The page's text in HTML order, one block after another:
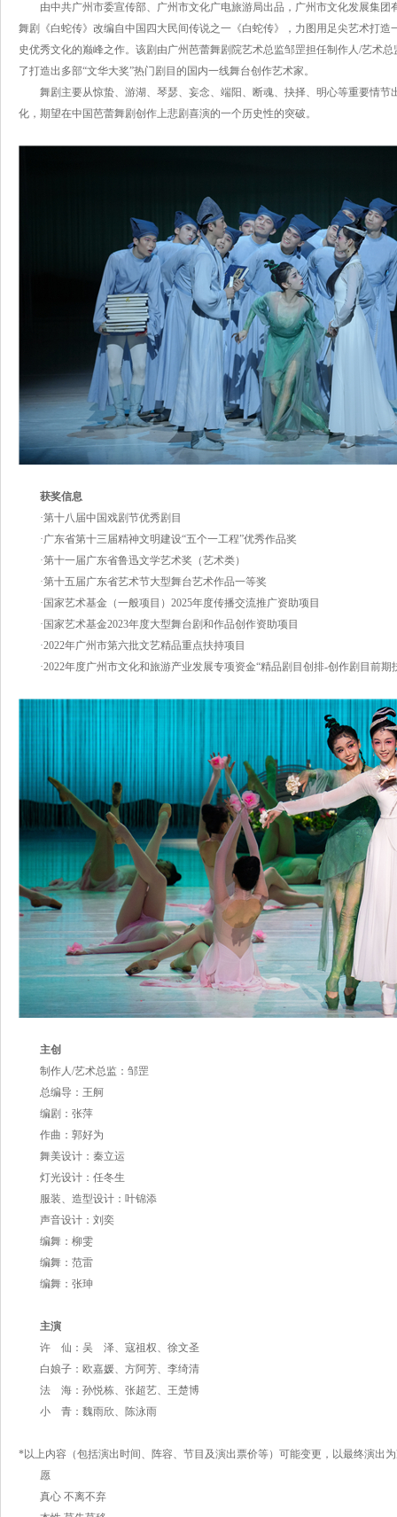
由中共广州市委宣传部、广州市文化广电旅游局出品，广州市文化发展集
舞剧《白蛇传》改编自中国四大民间传说之一《白蛇传》，力图用足尖艺术打
史优秀文化的巅峰之作。该剧由广州芭蕾舞剧院艺术总监邹罡担任制作人/艺术
了打造出多部“文华大奖”热门剧目的国内一线舞台创作艺术家。
舞剧主要从惊蛰、游湖、琴瑟、妄念、端阳、断魂、抉择、明心等重要情
化，期望在中国芭蕾舞剧创作上悲剧喜演的一个历史性的突破。
获奖信息
·第十八届中国戏剧节优秀剧目
·广东省第十三届精神文明建设“五个一工程”优秀作品奖
·第十一届广东省鲁迅文学艺术奖（艺术类）
·第十五届广东省艺术节大型舞台艺术作品一等奖
·国家艺术基金（一般项目）2025年度传播交流推广资助项目
·国家艺术基金2023年度大型舞台剧和作品创作资助项目
·2022年广州市第六批文艺精品重点扶持项目
·2022年度广州市文化和旅游产业发展专项资金“精品剧目创排-创作剧目前期
主创
制作人/艺术总监：邹罡
总编导：王舸
编剧：张萍
作曲：郭好为
舞美设计：秦立运
灯光设计：任冬生
服装、造型设计：叶锦添
声音设计：刘奕
编舞：柳雯
编舞：范雷
编舞：张珅
主演
许
仙：吴
泽、寇祖权、徐文圣
白娘子：欧嘉媛、方阿芳、李绮清
法
海：孙悦栋、张超艺、王楚博
小
青：魏雨欣、陈泳雨
*以上内容（包括演出时间、阵容、节目及演出票价等）可能变更，以最终演出
愿
真心 不离不弃